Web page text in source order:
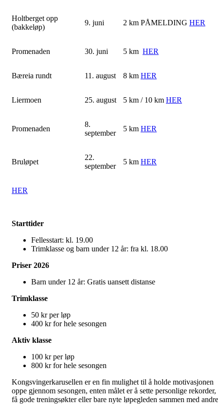
Holtberget opp
(bakkeløp)
9. juni 2 km PÅMELDING HER
Promenaden 30. juni 5 km ​ HER
Bæreia rundt 11. august 8 km ​ HER
Liermoen 25. august 5 km / 10 km ​ HER
Promenaden
8.
september
5 km ​ HER
Bruløpet
22.
september
5 km ​ HER
HER
Starttider
Fellesstart: kl. 19.00
Trimklasse og barn under 12 år: fra kl. 18.00
Priser 2026
Barn under 12 år: Gratis uansett distanse
Trimklasse
50 kr per løp
400 kr for hele sesongen
Aktiv klasse
100 kr per løp
800 kr for hele sesongen
Kongsvingerkarusellen er en fin mulighet til å holde motivasjonen
oppe gjennom sesongen, enten målet er å sette personlige rekorder,
få gode treningsøkter eller bare nyte løpegleden sammen med